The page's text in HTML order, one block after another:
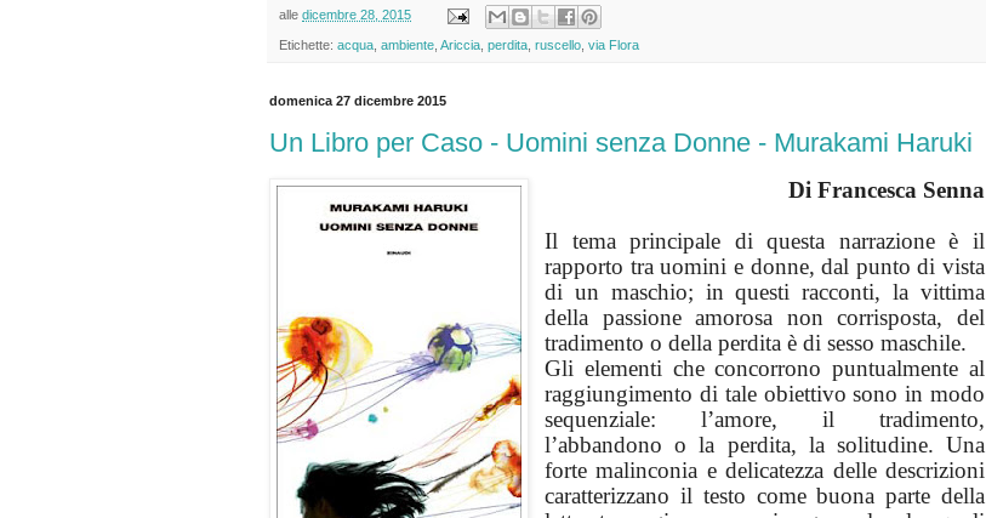
alle dicembre 28, 2015
Etichette: acqua ambiente Ariccia perdita ruscello via Flora
domenica 27 dicembre 2015
Un Libro per Caso - Uomini senza Donne - Murakami Haruki
Di Francesca Senna
Il tema principale di questa narrazione è il
rapporto tra uomini e donne, dal punto di vista
di un maschio; in questi racconti, la vittima
della passione amorosa non corrisposta, del
tradimento o della perdita è di sesso maschile.
Gli elementi che concorrono puntualmente al
raggiungimento di tale obiettivo sono in modo
sequenziale: l’amore, il tradimento,
l’abbandono o la perdita, la solitudine. Una
forte malinconia e delicatezza delle descrizioni
caratterizzano il testo come buona parte della